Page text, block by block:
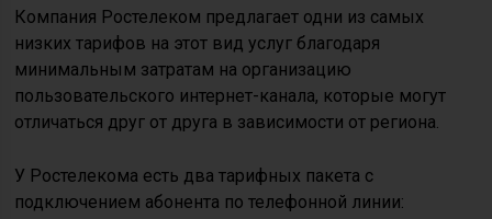
Компания Ростелеком предлагает одни из самых
низких тарифов на этот вид услуг благодаря
минимальным затратам на организацию
пользовательского интернет-канала, которые могут
отличаться друг от друга в зависимости от региона.
У Ростелекома есть два тарифных пакета с
подключением абонента по телефонной линии: